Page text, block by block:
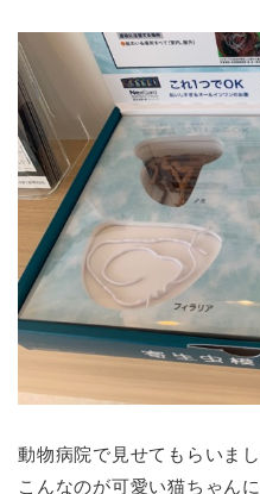
動物病院で見せてもらいまし
こんなのが可愛い猫ちゃん